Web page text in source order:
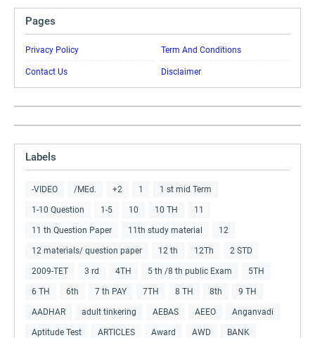
Pages
Privacy Policy Term And Conditions
Contact Us Disclaimer
Labels
-VIDEO /MEd. +2 1 1 st mid Term
1-10 Question 1-5 10 10 TH 11
11 th Question Paper 11th study material 12
12 materials/ question paper 12 th 12Th 2 STD
2009-TET 3 rd 4TH 5 th /8 th public Exam 5TH
6 TH 6th 7 th PAY 7TH 8 TH 8th 9 TH
AADHAR adult tinkering AEBAS AEEO Anganvadi
Aptitude Test ARTICLES Award AWD BANK